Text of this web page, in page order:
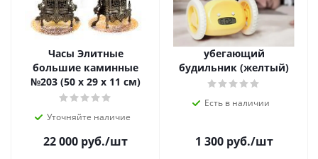
Часы Элитные
большие каминные
№203 (50 х 29 х 11 см)
Уточняйте наличие
22 000 руб./шт
убегающий
будильник (желтый)
Есть в наличии
1 300руб./шт